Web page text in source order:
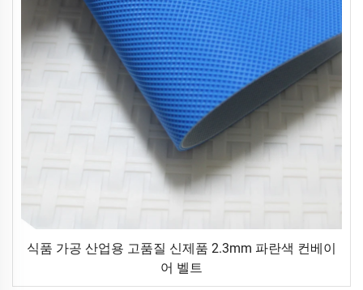
식품 가공 산업용 고품질 신제품 2.3mm 파란색 컨베이
어 벨트